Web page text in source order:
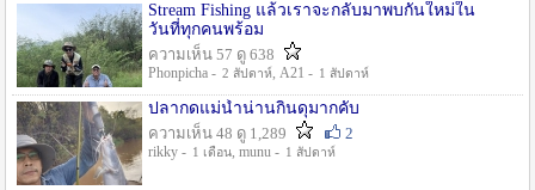
Stream Fishing แล้วเราจะกลับมาพบกันใหม่ใน
วันที่ทุกคนพร้อม
ความเห็น 57 ดู 638
Phonpicha - 2 สัปดาห์, A21 - 1 สัปดาห์
ปลากดแม่น้ำน่านกินดุมากคับ
ความเห็น 48 ดู 1,289
2
rikky - 1 เดือน, munu - 1 สัปดาห์